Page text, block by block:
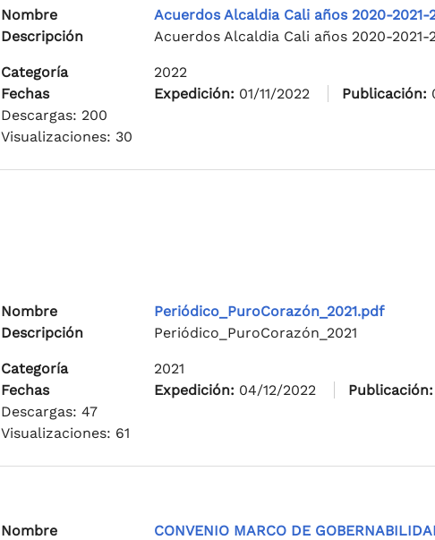
Nombre
Acuerdos Alcaldia Cali años 2020-2021-
Descripción
Acuerdos Alcaldia Cali años 2020-2021-
Categoría
2022
Fechas
Expedición: 01/11/2022 Publicación:
Descargas: 200
Visualizaciones: 30
Nombre
Periódico_PuroCorazón_2021.pdf
Descripción
Periódico_PuroCorazón_2021
Categoría
2021
Fechas
Expedición: 04/12/2022 Publicación:
Descargas: 47
Visualizaciones: 61
Nombre
CONVENIO MARCO DE